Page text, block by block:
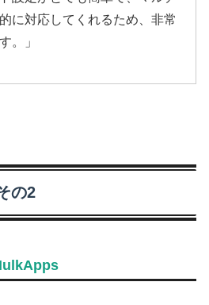
に対応してくれるため、非常
。」
の2